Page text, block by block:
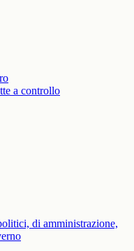
a controllo
di amministrazione,